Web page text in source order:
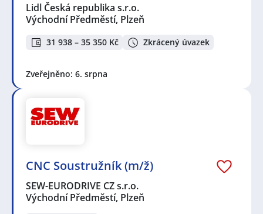
Lidl Česká republika s.r.o.
Východní Předměstí, Plzeň
31 938 – 35 350 Kč Zkrácený úvazek
Zveřejněno: 6. srpna
CNC Soustružník (m/ž)
SEW-EURODRIVE CZ s.r.o.
Východní Předměstí, Plzeň